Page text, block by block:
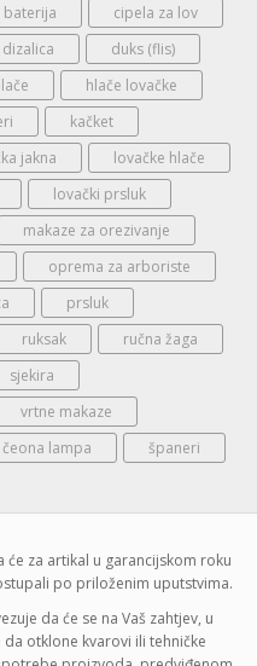
baterija
cipela za lov
dizalica
duks (flis)
hlače lovačke
kačket
jakna
lovačke hlače
lovački prsluk
makaze za orezivanje
oprema za arboriste
prsluk
ruksak
ručna žaga
sjekira
vrtne makaze
čeona lampa španeri
će za artikal u garancijskom roku
po priloženim uputstvima.
da će se na Vaš zahtjev, u
otklone kvarovi ili tehničke